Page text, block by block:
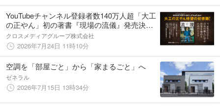
YouTubeチャンネル登録者数140万人超「大工
の正やん」初の著書『現場の流儀』発売決
定！
クロスメディアグループ株式会社
2026年7月24日 11時10分
空調を「部屋ごと」から「家まるごと」へ
ゼネラル
2026年7月15日 13時34分